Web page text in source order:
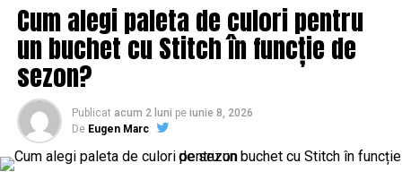
Cum alegi paleta de culori pentru
un buchet cu Stitch în funcție de
sezon?
Publicat acum 2 luni pe iunie 8, 2026
De Eugen Marc